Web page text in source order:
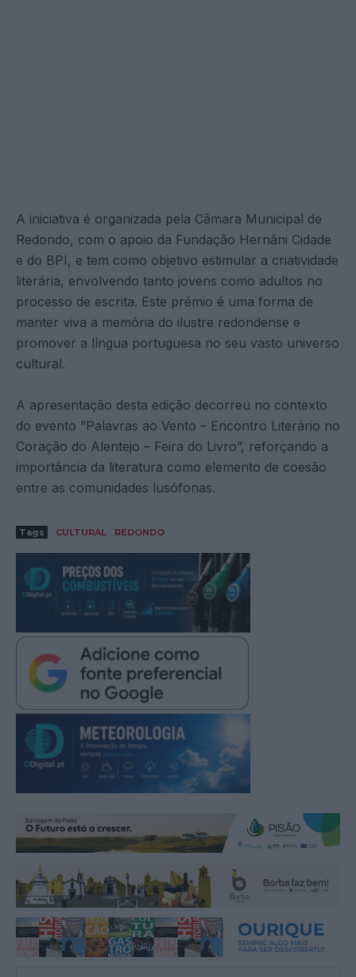
A iniciativa é organizada pela Câmara Municipal de
Redondo, com o apoio da Fundação Hernâni Cidade
e do BPI, e tem como objetivo estimular a criatividade
literária, envolvendo tanto jovens como adultos no
processo de escrita. Este prémio é uma forma de
manter viva a memória do ilustre redondense e
promover a língua portuguesa no seu vasto universo
cultural.
A apresentação desta edição decorreu no contexto
do evento “Palavras ao Vento – Encontro Literário no
Coração do Alentejo – Feira do Livro”, reforçando a
importância da literatura como elemento de coesão
entre as comunidades lusófonas.
Tags CULTURAL REDONDO